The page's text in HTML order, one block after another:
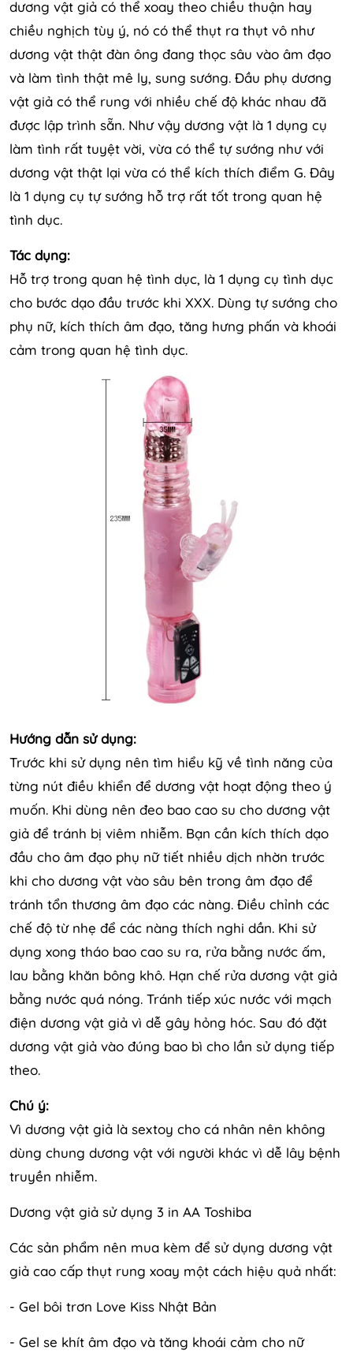
dương vật giả có thể xoay theo chiều thuận hay
chiều nghịch tùy ý, nó có thể thụt ra thụt vô như
dương vật thật đàn ông đang thọc sâu vào âm đạo
và làm tình thật mê ly, sung sướng. Đầu phụ dương
vật giả có thể rung với nhiều chế độ khác nhau đã
được lập trình sẵn. Như vậy dương vật là 1 dụng cụ
làm tình rất tuyệt vời, vừa có thể tự sướng như với
dương vật thật lại vừa có thể kích thích điểm G. Đây
là 1 dụng cụ tự sướng hỗ trợ rất tốt trong quan hệ
tình dục.
Tác dụng:
Hỗ trợ trong quan hệ tình dục, là 1 dụng cụ tình dục
cho bước dạo đầu trước khi XXX. Dùng tự sướng cho
phụ nữ, kích thích âm đạo, tăng hưng phấn và khoái
cảm trong quan hệ tình dục.
Hướng dẫn sử dụng:
Trước khi sử dụng nên tìm hiểu kỹ về tình năng của
từng nút điều khiển để dương vật hoạt động theo ý
muốn. Khi dùng nên đeo bao cao su cho dương vật
giả để tránh bị viêm nhiễm. Bạn cần kích thích dạo
đầu cho âm đạo phụ nữ tiết nhiều dịch nhờn trước
khi cho dương vật vào sâu bên trong âm đạo để
tránh tổn thương âm đạo các nàng. Điều chỉnh các
chế độ từ nhẹ để các nàng thích nghi dần. Khi sử
dụng xong tháo bao cao su ra, rửa bằng nước ấm,
lau bằng khăn bông khô. Hạn chế rửa dương vật giả
bằng nước quá nóng. Tránh tiếp xúc nước với mạch
điện dương vật giả vì dễ gây hỏng hóc. Sau đó đặt
dương vật giả vào đúng bao bì cho lần sử dụng tiếp
theo.
Chú ý:
Vì dương vật giả là sextoy cho cá nhân nên không
dùng chung dương vật với người khác vì dễ lây bệnh
truyền nhiễm.
Dương vật giả sử dụng 3 in AA Toshiba
Các sản phẩm nên mua kèm để sử dụng dương vật
giả cao cấp thụt rung xoay một cách hiệu quả nhất:
- Gel bôi trơn Love Kiss Nhật Bản
- Gel se khít âm đạo và tăng khoái cảm cho nữ